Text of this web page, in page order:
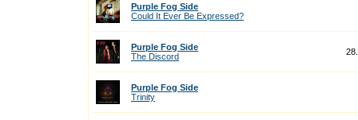
Purple Fog Side
Could It Ever Be Expressed?
Purple Fog Side
The Discord
Purple Fog Side
Trinity